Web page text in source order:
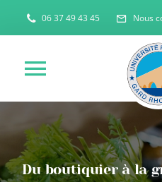
Passer
au
06 37 49 43 45 Nous
Toggle
ACCUEIL
QUI SOMMES NOUS ?
Du boutiquier à la